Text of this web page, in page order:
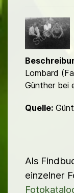
l
d
Lombard
Günther bei
Quelle:
Als
einzelner